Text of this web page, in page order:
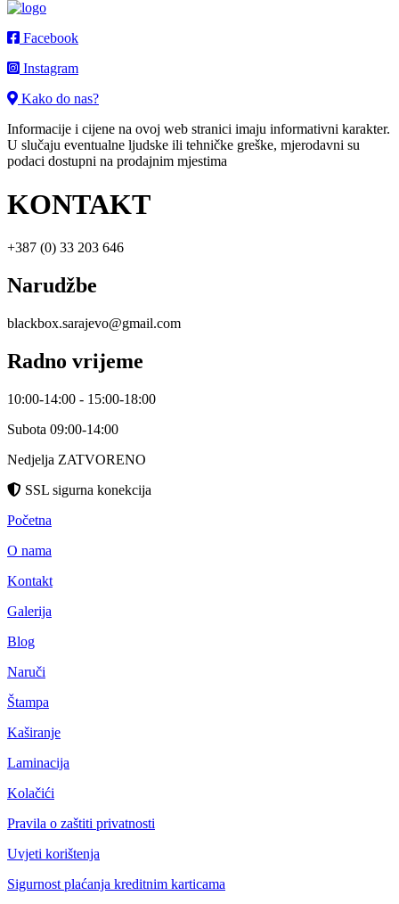
Facebook
Instagram
Kako do nas?
Informacije i cijene na ovoj web stranici imaju informativni karakter.
U slučaju eventualne ljudske ili tehničke greške, mjerodavni su
podaci dostupni na prodajnim mjestima
KONTAKT
+387 (0) 33 203 646
Narudžbe
blackbox.sarajevo@gmail.com
Radno vrijeme
10:00-14:00 - 15:00-18:00
Subota 09:00-14:00
Nedjelja ZATVORENO
SSL sigurna konekcija
Početna
O nama
Kontakt
Galerija
Blog
Naruči
Štampa
Kaširanje
Laminacija
Kolačići
Pravila o zaštiti privatnosti
Uvjeti korištenja
Sigurnost plaćanja kreditnim karticama